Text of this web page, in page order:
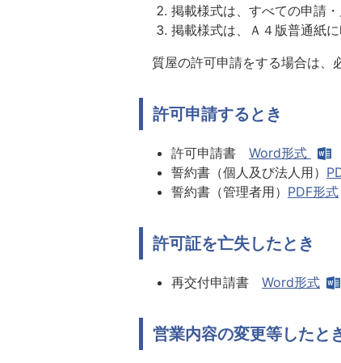
掲載様式は、すべての申請
掲載様式は、Ａ４版普通紙
質屋の許可申請をする場合は、
許可申請するとき
許可申請書 Word形式
誓約書（個人及び法人用）
誓約書（管理者用） PDF形式
許可証を亡失したとき
再交付申請書 Word形式
営業内容の変更等したと